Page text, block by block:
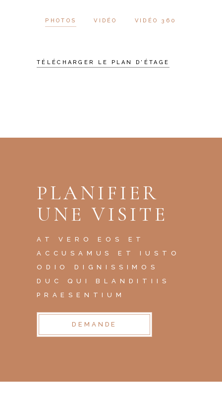
PHOTOS VIDÉO VIDÉO 360
TÉLÉCHARGER LE PLAN D'ÉTAGE
PLANIFIER
UNE VISITE
AT VERO EOS ET
ACCUSAMUS ET IUSTO
ODIO DIGNISSIMOS
DUC QUI BLANDITIIS
PRAESENTIUM
DEMANDE